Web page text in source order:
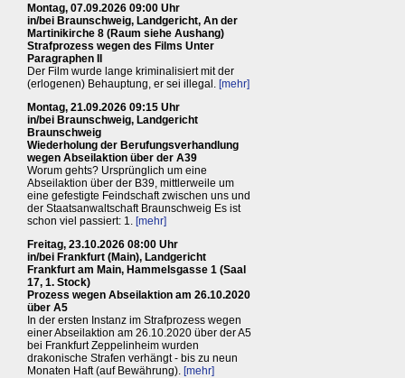
Montag, 07.09.2026 09:00 Uhr
in/bei Braunschweig, Landgericht, An der
Martinikirche 8 (Raum siehe Aushang)
Strafprozess wegen des Films Unter
Paragraphen II
Der Film wurde lange kriminalisiert mit der
(erlogenen) Behauptung, er sei illegal. [mehr]
Montag, 21.09.2026 09:15 Uhr
in/bei Braunschweig, Landgericht
Braunschweig
Wiederholung der Berufungsverhandlung
wegen Abseilaktion über der A39
Worum gehts? Ursprünglich um eine
Abseilaktion über der B39, mittlerweile um
eine gefestigte Feindschaft zwischen uns und
der Staatsanwaltschaft Braunschweig Es ist
schon viel passiert: 1. [mehr]
Freitag, 23.10.2026 08:00 Uhr
in/bei Frankfurt (Main), Landgericht
Frankfurt am Main, Hammelsgasse 1 (Saal
17, 1. Stock)
Prozess wegen Abseilaktion am 26.10.2020
über A5
In der ersten Instanz im Strafprozess wegen
einer Abseilaktion am 26.10.2020 über der A5
bei Frankfurt Zeppelinheim wurden
drakonische Strafen verhängt - bis zu neun
Monaten Haft (auf Bewährung). [mehr]